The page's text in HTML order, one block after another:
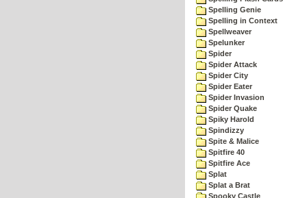
Spelling Genie
Spelling in Context
Spellweaver
Spelunker
Spider
Spider Attack
Spider City
Spider Eater
Spider Invasion
Spider Quake
Spiky Harold
Spindizzy
Spite & Malice
Spitfire 40
Spitfire Ace
Splat
Splat a Brat
Spooky Castle